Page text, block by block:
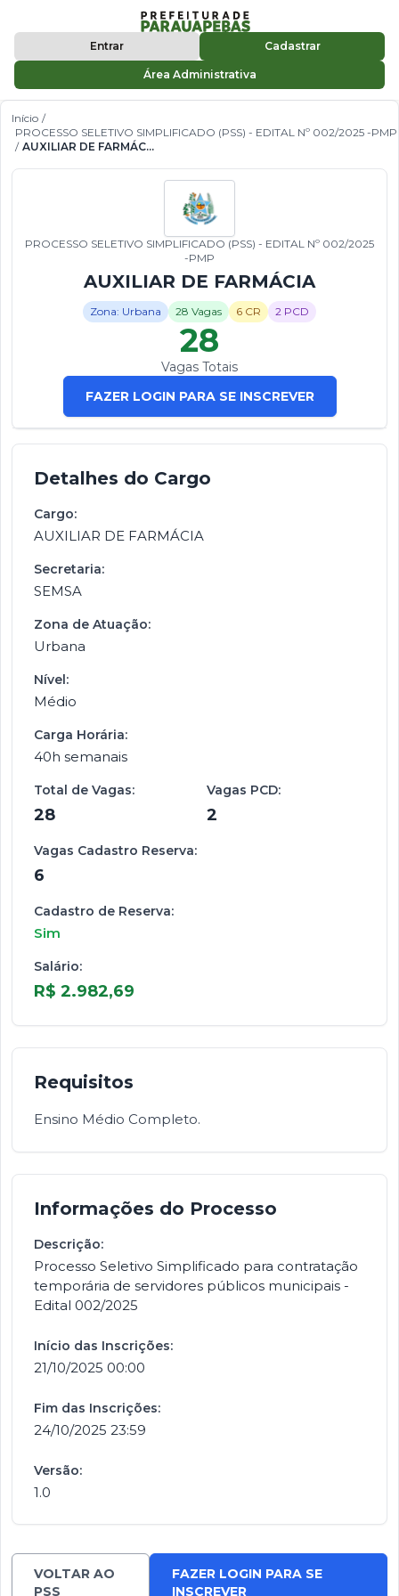
Entrar Cadastrar
Área Administrativa
Início /
PROCESSO SELETIVO SIMPLIFICADO (PSS) - EDITAL Nº 002/2025 -PMP
/
AUXILIAR DE FARMÁCIA
PROCESSO SELETIVO SIMPLIFICADO (PSS) - EDITAL Nº 002/2025
-PMP
AUXILIAR DE FARMÁCIA
Zona: Urbana 28 Vagas 6 CR 2 PCD
28
Vagas Totais
FAZER LOGIN PARA SE INSCREVER
Detalhes do Cargo
Cargo:
AUXILIAR DE FARMÁCIA
Secretaria:
SEMSA
Zona de Atuação:
Urbana
Nível:
Médio
Carga Horária:
40h semanais
Total de Vagas:
28
Vagas PCD:
2
Vagas Cadastro Reserva:
6
Cadastro de Reserva:
Sim
Salário:
R$ 2.982,69
Requisitos
Ensino Médio Completo.
Informações do Processo
Descrição:
Processo Seletivo Simplificado para contratação
temporária de servidores públicos municipais -
Edital 002/2025
Início das Inscrições:
21/10/2025 00:00
Fim das Inscrições:
24/10/2025 23:59
Versão:
1.0
VOLTAR AO
PSS
FAZER LOGIN PARA SE
INSCREVER